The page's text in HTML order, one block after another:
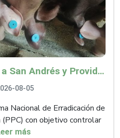
La OMSA reconoció a San Andrés y Providencia como zona libre de Peste Porcina Clásica (PPC)
08-05
Nacional de Erradicación de
con objetivo controlar
más